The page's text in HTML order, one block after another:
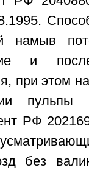
и
при этом
РФ
без